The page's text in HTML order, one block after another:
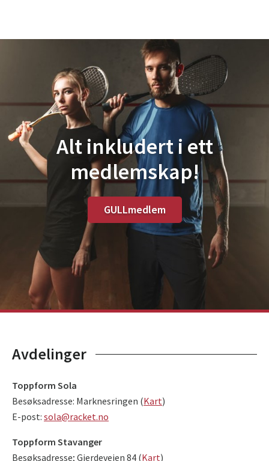
Alt inkludert i ett
medlemskap!
GULLmedlem
Avdelinger
Toppform Sola
Besøksadresse: Marknesringen (Kart)
E-post: sola@racket.no
Toppform Stavanger
Besøksadresse; Gjerdeveien 84 (Kart)